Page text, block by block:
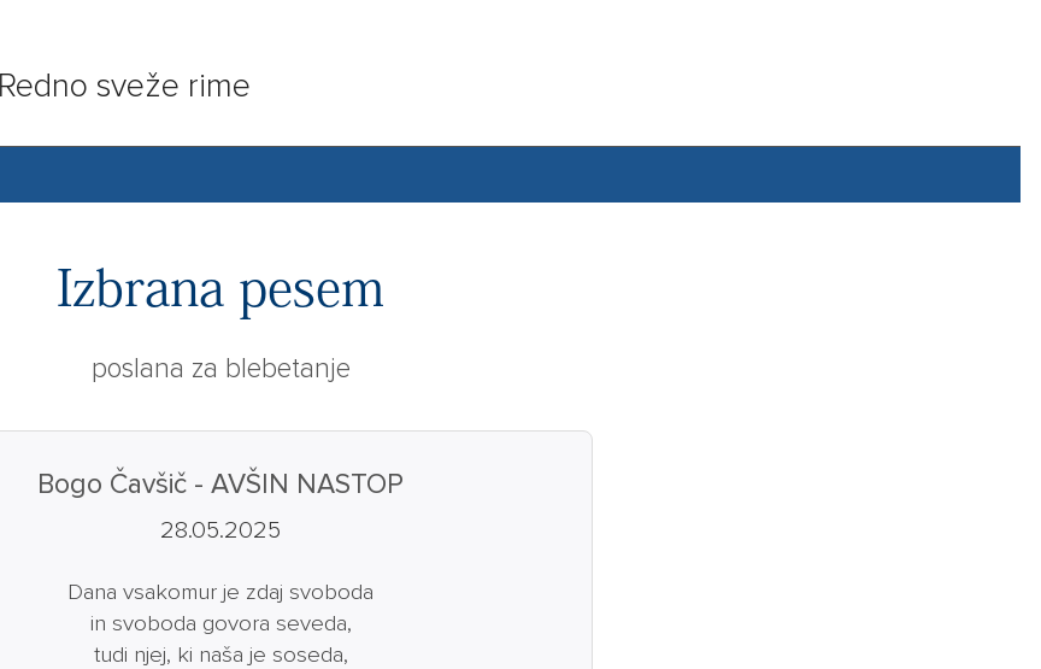
Redno sveže rime
Izbrana pesem
poslana za blebetanje
Bogo Čavšič - AVŠIN NASTOP
28.05.2025
Dana vsakomur je zdaj svoboda
in svoboda govora seveda,
tudi njej, ki naša je soseda,